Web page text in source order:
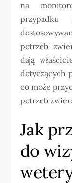
na
przypadku
potrzeb
dają
dotyczących
co może
potrzeb
Jak
do